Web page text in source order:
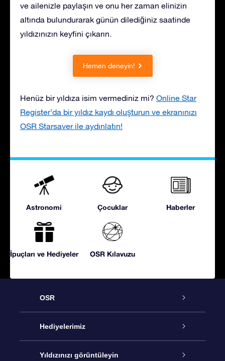
ve ailenizle paylaşın ve onu her zaman elinizin
altında bulundurarak günün dilediğiniz saatinde
yıldızınızın keyfini çıkarın.
Hemen deneyin!
Henüz bir yıldıza isim vermediniz mi? Online Star
Register’da bir yıldız kaydı oluşturun ve ekranınızı
OSR Starsaver ile aydınlatın!
Astronomi Çocuklar Haberler
İpuçları ve Hediyeler OSR Kılavuzu
OSR
Hizmet
İletişim
Hediyelerimiz
Çevrimiçi Yıldız Hediyesi
Yıldızınızı görüntüleyin